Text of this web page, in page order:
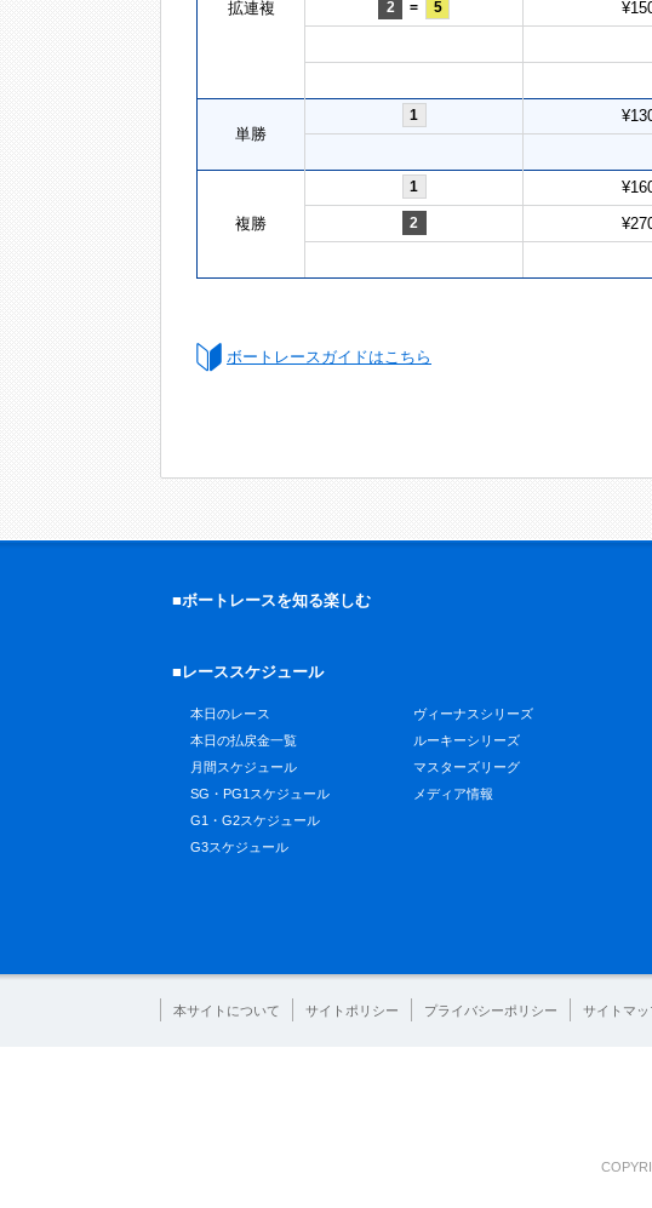
拡連複 2 = 5
単勝
1
複勝
1
2
ボートレースガイドはこちら
■ボートレースを知る楽しむ
■レーススケジュール
本日のレース
本日の払戻金一覧
月間スケジュール
SG・PG1スケジュール
G1・G2スケジュール
G3スケジュール
ヴィーナスシリーズ
ルーキーシリーズ
マスターズリーグ
メディア情報
本サイトについて サイトポリシー プライバシーポリシー サイトマッ